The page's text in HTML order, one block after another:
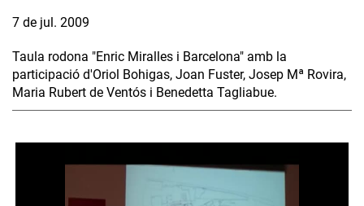
7 de jul. 2009
Taula rodona "Enric Miralles i Barcelona" amb la
participació d'Oriol Bohigas, Joan Fuster, Josep Mª Rovira,
Maria Rubert de Ventós i Benedetta Tagliabue.